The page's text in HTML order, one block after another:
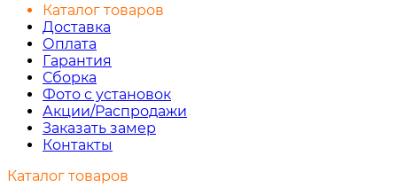
Каталог товаров
Доставка
Оплата
Гарантия
Сборка
Фото с установок
Акции/Распродажи
Заказать замер
Контакты
Каталог товаров